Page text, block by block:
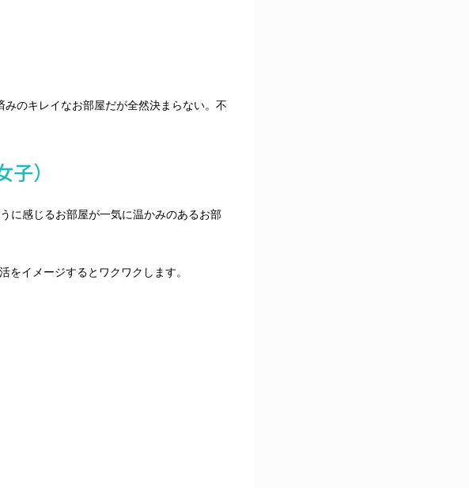
のキレイなお部屋だが全然決まらない。不
）
に感じるお部屋が一気に温かみのあるお部
イメージするとワクワクします。